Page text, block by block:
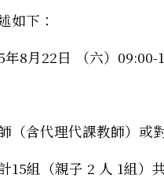
如下：
年8月22日 （六）09:00-
（含代理代課教師）或
15組（親子 2 人 1組）